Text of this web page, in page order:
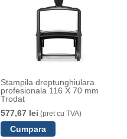
Stampila dreptunghiulara
profesionala 116 X 70 mm
Trodat
577,67 lei (pret cu TVA)